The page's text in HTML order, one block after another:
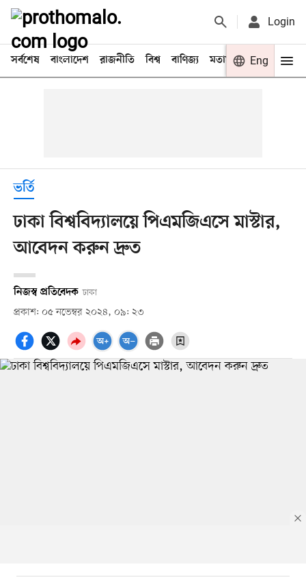
Login
সর্বশেষ বাংলাদেশ রাজনীতি বিশ্ব বাণিজ্য মতামত খেলা
Eng
ভর্তি
ঢাকা বিশ্ববিদ্যালয়ে পিএমজিএসে মাস্টার,
আবেদন করুন দ্রুত
নিজস্ব প্রতিবেদক ঢাকা
প্রকাশ: ০৫ নভেম্বর ২০২৪, ০৯: ২৩